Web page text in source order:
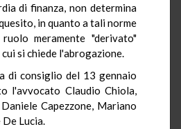
di finanza, non determina
in quanto a tali norme
meramente "derivato"
si chiede l'abrogazione.
di consiglio del 13 gennaio
l'avvocato Claudio Chiola,
Capezzone, Mariano
Lucia.